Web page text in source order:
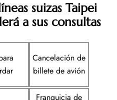
suizas Taipei
a sus consultas
Cancelación de
billete de avión
Franquicia de